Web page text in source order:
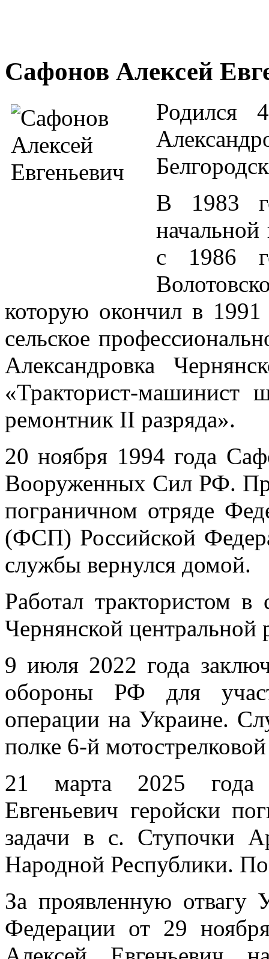
Сафонов Алексей
Родился
В 1983
с 1986
которую окончил в
сельское
Александровка
«Тракторист-машинист
ремонтник II разряда».
20 ноября 1994 года
Вооруженных Сил РФ.
пограничном отряде
(ФСП) Российской
службы вернулся домой.
Работал трактористом
Чернянской центральной
9 июля 2022 года
обороны РФ для
операции на Украине.
полке 6-й
21 марта 2025 года
Евгеньевич геройски
задачи в с. Ступочки
Народной Республики.
За проявленную отвагу
Федерации от 29